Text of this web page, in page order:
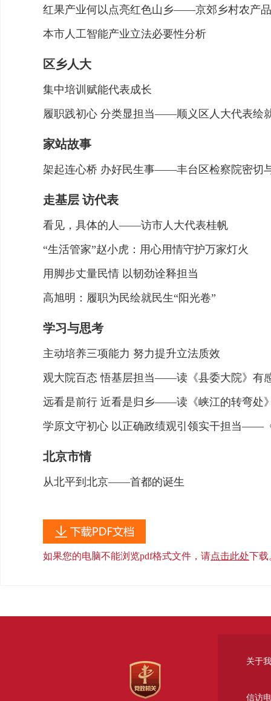
红果产业何以点亮红色山乡——京郊乡村农产
本市人工智能产业立法必要性分析
区乡人大
集中培训赋能代表成长
履职践初心 分类显担当——顺义区人大代表绘
家站故事
架起连心桥 办好民生事——丰台区检察院密切
走基层 访代表
看见，具体的人——访市人大代表桂帆
“生活管家”赵小虎：用心用情守护万家灯火
用脚步丈量民情 以韧劲诠释担当
高旭明：履职为民绘就民生“阳光卷”
学习与思考
主动培养三项能力 努力提升立法质效
观大院百态 悟基层担当——读《县委大院》有
远看是前行 近看是归乡——读《峡江的转弯处
学原文守初心 以正确政绩观引领实干担当——
北京市情
从北平到北京——首都的诞生
如果您的电脑不能浏览pdf格式文件，请点击此处下载
关于
信访